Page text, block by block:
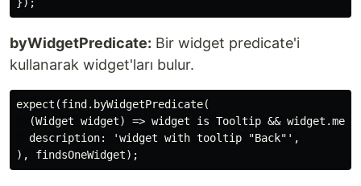
byWidgetPredicate: Bir widget predicate'i
kullanarak widget'ları bulur.
expect(find.byWidgetPredicate(
(Widget widget) => widget is Tooltip &&
  description: 'widget with tooltip "Back"',